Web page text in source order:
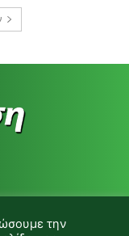
την